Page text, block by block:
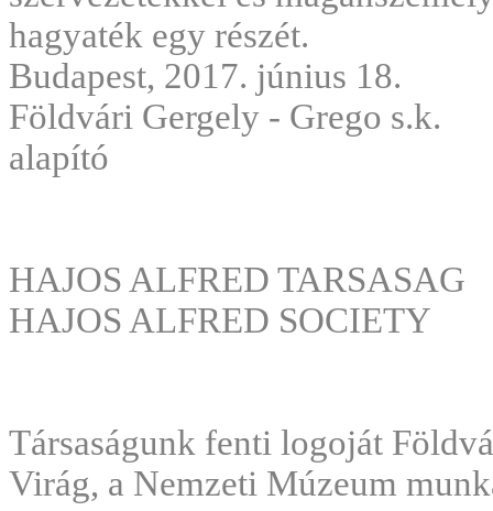
hagyaték egy részét.
Budapest, 2017. június 18.
Földvári Gergely - Grego s.k.
alapító
HAJOS ALFRED TARSASAG
HAJOS ALFRED SOCIETY
Társaságunk fenti logoját
Virág, a Nemzeti Múzeum